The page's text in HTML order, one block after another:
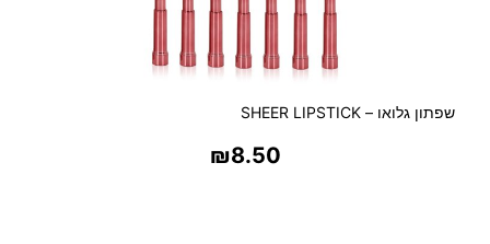
שפתון גלואו – SHEER LIPSTICK
₪8.50